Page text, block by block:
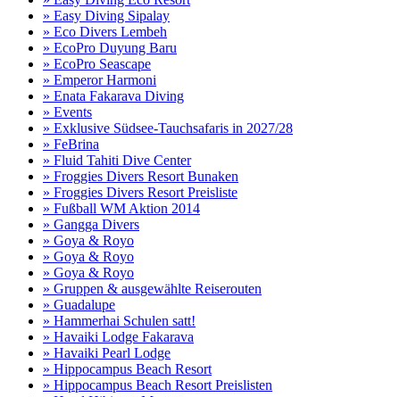
» Easy Diving Sipalay
» Eco Divers Lembeh
» EcoPro Duyung Baru
» EcoPro Seascape
» Emperor Harmoni
» Enata Fakarava Diving
» Events
» Exklusive Südsee-Tauchsafaris in 2027/28
» FeBrina
» Fluid Tahiti Dive Center
» Froggies Divers Resort Bunaken
» Froggies Divers Resort Preisliste
» Fußball WM Aktion 2014
» Gangga Divers
» Goya & Royo
» Goya & Royo
» Goya & Royo
» Gruppen & ausgewählte Reiserouten
» Guadalupe
» Hammerhai Schulen satt!
» Havaiki Lodge Fakarava
» Havaiki Pearl Lodge
» Hippocampus Beach Resort
» Hippocampus Beach Resort Preislisten